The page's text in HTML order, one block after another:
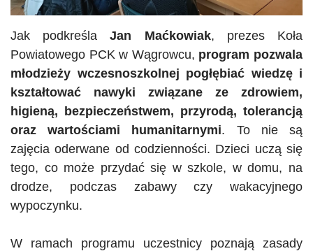
Jak podkreślaJan Maćkowiak, prezes Koła
Powiatowego PCK w Wągrowcu, program pozwala
młodzieży wczesnoszkolnej pogłębiać wiedzę i
kształtować nawyki związane ze zdrowiem,
higieną, bezpieczeństwem, przyrodą, tolerancją
oraz wartościami humanitarnymi. To nie są
zajęcia oderwane od codzienności. Dzieci uczą się
tego, co może przydać się w szkole, w domu, na
drodze, podczas zabawy czy wakacyjnego
wypoczynku.
W ramach programu uczestnicy poznają zasady